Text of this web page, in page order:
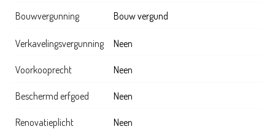
Bouwvergunning Bouw vergund
Verkavelingsvergunning Neen
Voorkooprecht Neen
Beschermd erfgoed Neen
Renovatieplicht Neen